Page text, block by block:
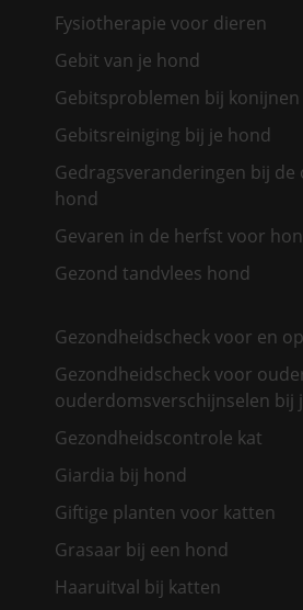
Fysiotherapie voor dieren
Gebit van je hond
Gebitsproblemen bij konijnen
Gebitsreiniging bij je hond
Gedragsveranderingen bij de
hond
Gevaren in de herfst voor
Gezond tandvlees hond
Gezondheidscheck voor en
Gezondheidscheck voor
ouderdomsverschijnselen bij
Gezondheidscontrole kat
Giardia bij hond
Giftige planten voor katten
Grasaar bij een hond
Haaruitval bij katten